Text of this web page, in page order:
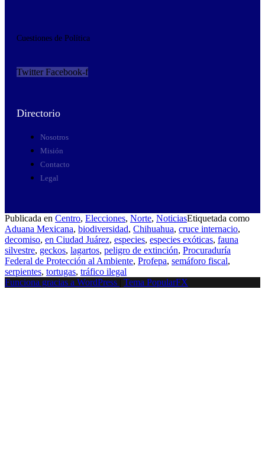
Cuestiones de Política
Twitter Facebook-f
Directorio
Nosotros
Misión
Contacto
Legal
Publicada en Centro, Elecciones, Norte, NoticiasEtiquetada como
Aduana Mexicana, biodiversidad, Chihuahua, cruce internacio,
decomiso, en Ciudad Juárez, especies, especies exóticas, fauna
silvestre, geckos, lagartos, peligro de extinción, Procuraduría
Federal de Protección al Ambiente, Profepa, semáforo fiscal,
serpientes, tortugas, tráfico ilegal
Funciona gracias a WordPress
Tema PopularFX